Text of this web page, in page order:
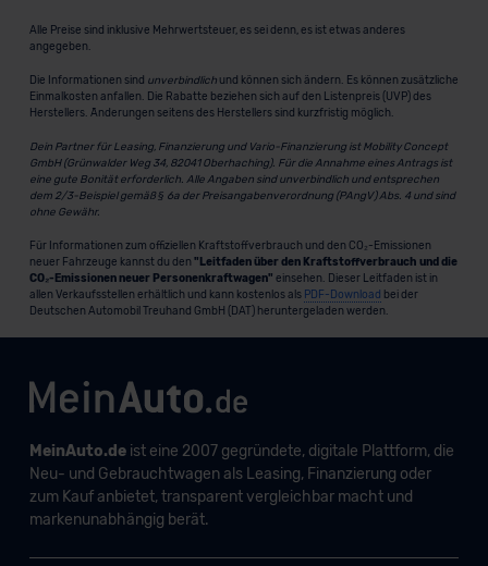
Alle Preise sind inklusive Mehrwertsteuer, es sei denn, es ist etwas anderes
angegeben.
Die Informationen sind unverbindlichund können sich ändern. Es können zusätzliche
Einmalkosten anfallen. Die Rabatte beziehen sich auf den Listenpreis (UVP) des
Herstellers. Änderungen seitens des Herstellers sind kurzfristig möglich.
Dein Partner für Leasing, Finanzierung und Vario-Finanzierung ist Mobility Concept
GmbH (Grünwalder Weg 34, 82041 Oberhaching). Für die Annahme eines Antrags ist
eine gute Bonität erforderlich. Alle Angaben sind unverbindlich und entsprechen
dem 2/3-Beispiel gemäß § 6a der Preisangabenverordnung (PAngV) Abs. 4 und sind
ohne Gewähr.
Für Informationen zum offiziellen Kraftstoffverbrauch und den CO₂-Emissionen
neuer Fahrzeuge kannst du den "Leitfaden über den Kraftstoffverbrauch und die
CO₂-Emissionen neuer Personenkraftwagen" einsehen. Dieser Leitfaden ist in
allen Verkaufsstellen erhältlich und kann kostenlos als PDF-Download bei der
Deutschen Automobil Treuhand GmbH (DAT) heruntergeladen werden.
MeinAuto.deist eine 2007 gegründete, digitale Plattform, die
Neu- und Gebrauchtwagen als Leasing, Finanzierung oder
zum Kauf anbietet, transparent vergleichbar macht und
markenunabhängig berät.